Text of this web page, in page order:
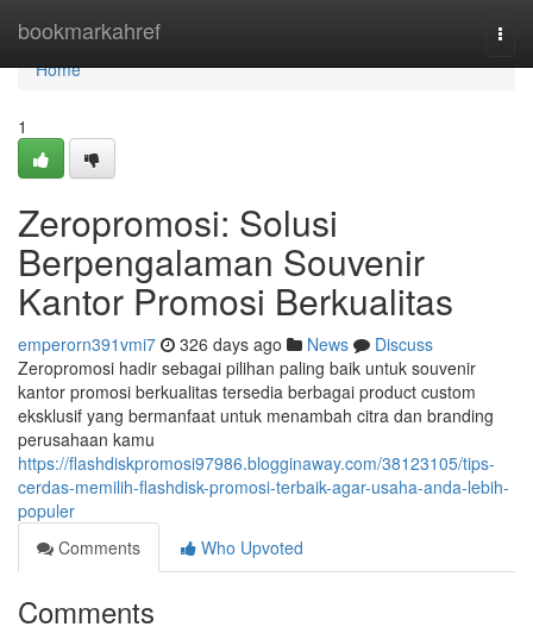
bookmarkahref
Home
Home
1
Zeropromosi: Solusi
Berpengalaman Souvenir
Kantor Promosi Berkualitas
emperorn391vmi7 326 days ago News
Discuss
Zeropromosi hadir sebagai pilihan paling baik untuk souvenir
kantor promosi berkualitas tersedia berbagai product custom
eksklusif yang bermanfaat untuk menambah citra dan branding
perusahaan kamu
https://flashdiskpromosi97986.blogginaway.com/38123105/tips-
cerdas-memilih-flashdisk-promosi-terbaik-agar-usaha-anda-lebih-
populer
Comments
Who Upvoted
Comments